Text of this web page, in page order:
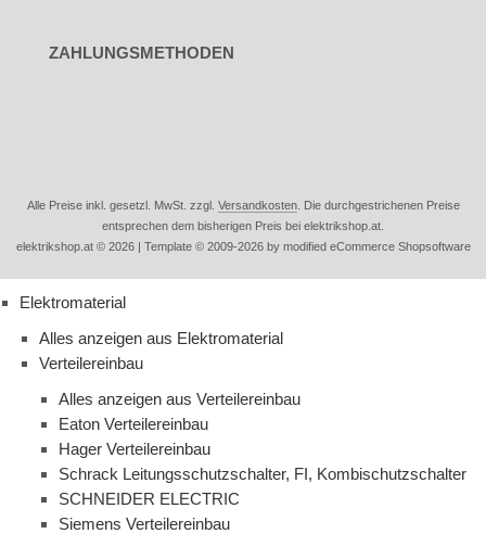
ZAHLUNGSMETHODEN
Alle Preise inkl. gesetzl. MwSt. zzgl. Versandkosten. Die durchgestrichenen Preise
entsprechen dem bisherigen Preis bei elektrikshop.at.
elektrikshop.at © 2026 | Template © 2009-2026 by modified eCommerce Shopsoftware
Elektromaterial
Alles anzeigen aus Elektromaterial
Verteilereinbau
Alles anzeigen aus Verteilereinbau
Eaton Verteilereinbau
Hager Verteilereinbau
Schrack Leitungsschutzschalter, FI, Kombischutzschalter
SCHNEIDER ELECTRIC
Siemens Verteilereinbau